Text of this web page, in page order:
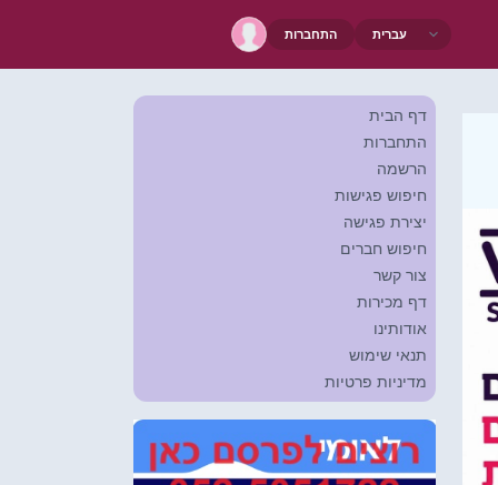
התחברות
דף הבית
התחברות
הרשמה
חיפוש פגישות
יצירת פגישה
חיפוש חברים
צור קשר
דף מכירות
אודותינו
תנאי שימוש
מדיניות פרטיות